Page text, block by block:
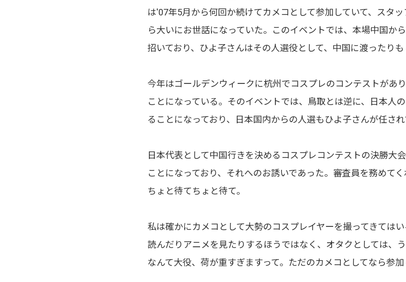
は'07年5月から何回か続けてカメコとして参加していて、スタ
ら大いにお世話になっていた。このイベントでは、本場中国か
招いており、ひよ子さんはその人選役として、中国に渡ったりも
今年はゴールデンウィークに杭州でコスプレのコンテストがあ
ことになっている。そのイベントでは、鳥取とは逆に、日本人
ることになっており、日本国内からの人選もひよ子さんが任され
日本代表として中国行きを決めるコスプレコンテストの決勝大
ことになっており、それへのお誘いであった。審査員を務めてく
ちょと待てちょと待て。
私は確かにカメコとして大勢のコスプレイヤーを撮ってきては
読んだりアニメを見たりするほうではなく、オタクとしては、
なんて大役、荷が重すぎますって。ただのカメコとしてなら参加